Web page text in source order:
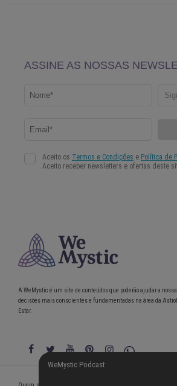
WeMystic Podcast
A WeMystic é um site de conteúdos que poderão ajudar a
decisões mais conscientes e fundamentadas na área da
Estar.
WeMystic Podcast